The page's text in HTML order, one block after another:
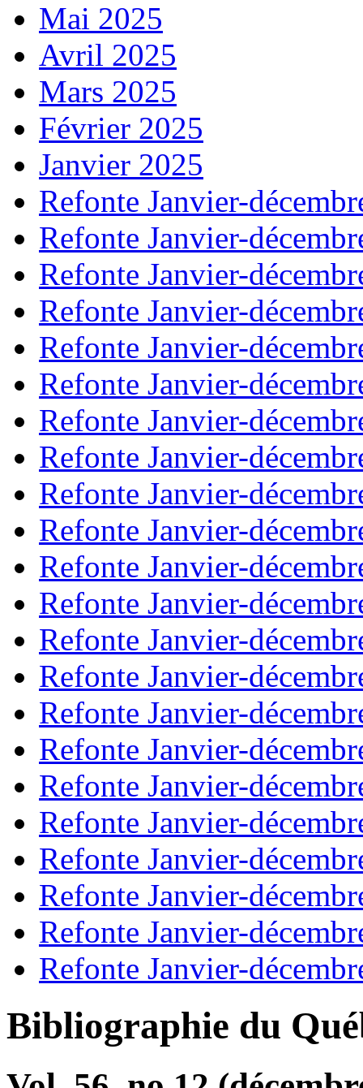
Mai 2025
Avril 2025
Mars 2025
Février 2025
Janvier 2025
Refonte Janvier-
Refonte Janvier-
Refonte Janvier-
Refonte Janvier-
Refonte Janvier-
Refonte Janvier-
Refonte Janvier-
Refonte Janvier-
Refonte Janvier-
Refonte Janvier-
Refonte Janvier-
Refonte Janvier-
Refonte Janvier-
Refonte Janvier-
Refonte Janvier-
Refonte Janvier-
Refonte Janvier-
Refonte Janvier-
Refonte Janvier-
Refonte Janvier-
Refonte Janvier-
Refonte Janvier-
Bibliographie du